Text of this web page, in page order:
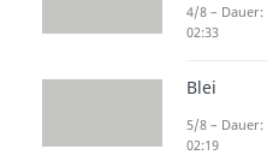
4/8 – Dauer:
02:33
Blei
5/8 – Dauer:
02:19